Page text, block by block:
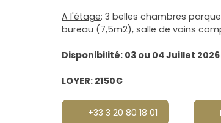
A l'étage: 3 belles chambres
bureau (7,5m2), salle de vains
Disponibilité: 03 ou 04 Juillet 2026
LOYER: 2150€
+33 3 20 80 18 01